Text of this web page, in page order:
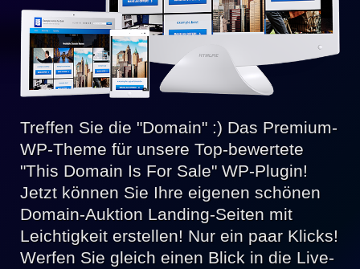
Treffen Sie die "Domain" :) Das Premium-
WP-Theme für unsere Top-bewertete
"This Domain Is For Sale" WP-Plugin!
Jetzt können Sie Ihre eigenen schönen
Domain-Auktion Landing-Seiten mit
Leichtigkeit erstellen! Nur ein paar Klicks!
Werfen Sie gleich einen Blick in die Live-